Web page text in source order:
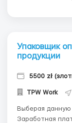
Упаковщик
продукции
5500 zł
TPW Work
Выберая данную
Заработная